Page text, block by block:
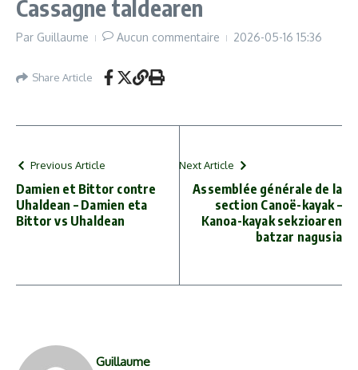
YouTube)
Cassagne taldearen
Par Guillaume Aucun commentaire 2026-05-16 15:36
Share Article
Previous Article
Damien et Bittor contre
Uhaldean – Damien eta
Bittor vs Uhaldean
Next Article
Assemblée générale de la
section Canoë-kayak –
Kanoa-kayak sekzioaren
batzar nagusia
Guillaume